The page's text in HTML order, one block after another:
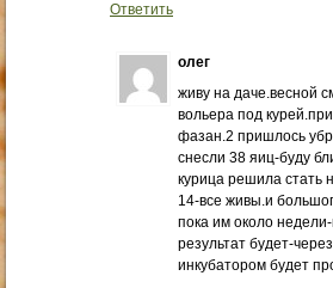
Ответить
олег
живу на даче.весной
вольера под
фазан.2 пришлось
снесли 38 яиц-буду
курица решила стать
14-все живы.и
пока им около
результат будет-
инкубатором будет